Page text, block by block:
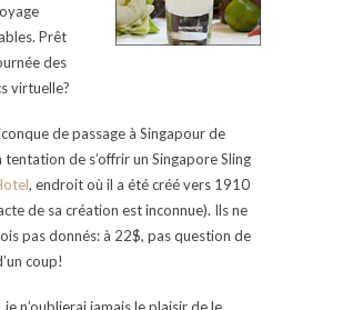
Prêt
des
virtuelle?
de passage à Singapour de
tentation de s’offrir un Singapore Sling
, endroit où il a été créé vers 1910
de sa création est inconnue). Ils ne
pas donnés: à 22$, pas question de
coup!
je n’oublierai jamais le plaisir de le